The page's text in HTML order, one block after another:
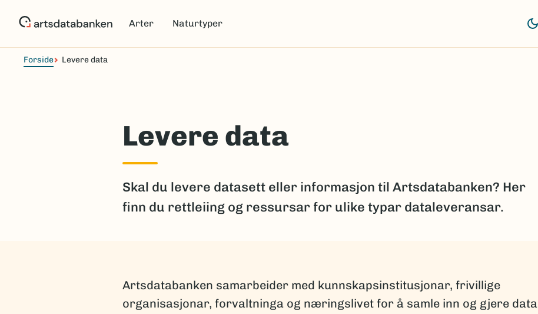
Arter Naturtyper
Forside Levere data
Levere data
Skal du levere datasett eller informasjon til Artsdatabanken? Her
finn du rettleiing og ressursar for ulike typar dataleveransar.
Artsdatabanken samarbeider med kunnskapsinstitusjonar, frivillige
organisasjonar, forvaltninga og næringslivet for å samle inn og gjere data